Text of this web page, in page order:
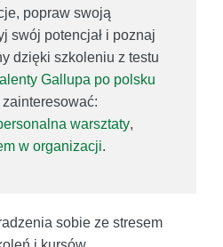
popraw swoją
swój potencjał i poznaj
dzięki szkoleniu z testu
Gallupa po polsku
warsztaty,
w organizacji.
sobie ze stresem